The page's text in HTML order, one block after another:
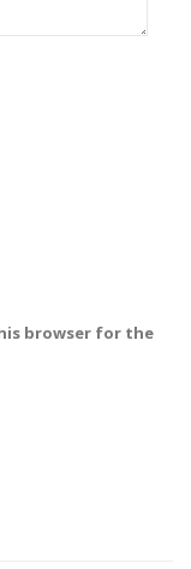
browser for the